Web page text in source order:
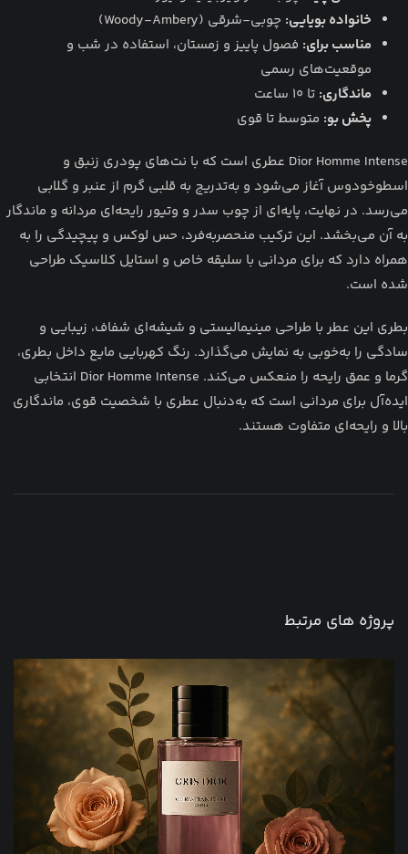
خانواده بویایی: چوبی-شرقی (Woody-Ambery)
مناسب برای: فصول پاییز و زمستان، استفاده در شب و
موقعیت‌های رسمی
ماندگاری: تا ۱۰ ساعت
پخش بو: متوسط تا قوی
Dior Homme Intense عطری است که با نت‌های پودری زنبق و
اسطوخودوس آغاز می‌شود و به‌تدریج به قلبی گرم از عنبر و گلابی
می‌رسد. در نهایت، پایه‌ای از چوب سدر و وتیور رایحه‌ای مردانه و ماندگار
به آن می‌بخشد. این ترکیب منحصربه‌فرد، حس لوکس و پیچیدگی را به
همراه دارد که برای مردانی با سلیقه خاص و استایل کلاسیک طراحی
شده است.
بطری این عطر با طراحی مینیمالیستی و شیشه‌ای شفاف، زیبایی و
سادگی را به‌خوبی به نمایش می‌گذارد. رنگ کهربایی مایع داخل بطری،
گرما و عمق رایحه را منعکس می‌کند.
Dior Homme Intense انتخابی
ایده‌آل برای مردانی است که به‌دنبال عطری با شخصیت قوی، ماندگاری
بالا و رایحه‌ای متفاوت هستند.
پروژه های مرتبط